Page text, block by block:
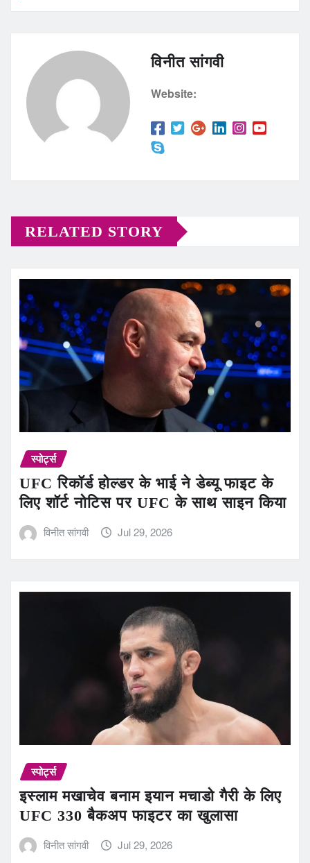
विनीत सांगवी
Website:
RELATED STORY
स्पोर्ट्स
UFC रिकॉर्ड होल्डर के भाई ने डेब्यू फाइट के
लिए शॉर्ट नोटिस पर UFC के साथ साइन किया
विनीत सांगवी Jul 29, 2026
स्पोर्ट्स
इस्लाम मखाचेव बनाम इयान मचाडो गैरी के लिए
UFC 330 बैकअप फाइटर का खुलासा
विनीत सांगवी Jul 29, 2026